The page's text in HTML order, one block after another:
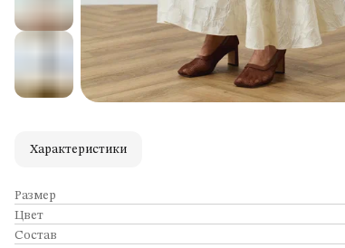
Характеристики
Размер
Цвет
Состав